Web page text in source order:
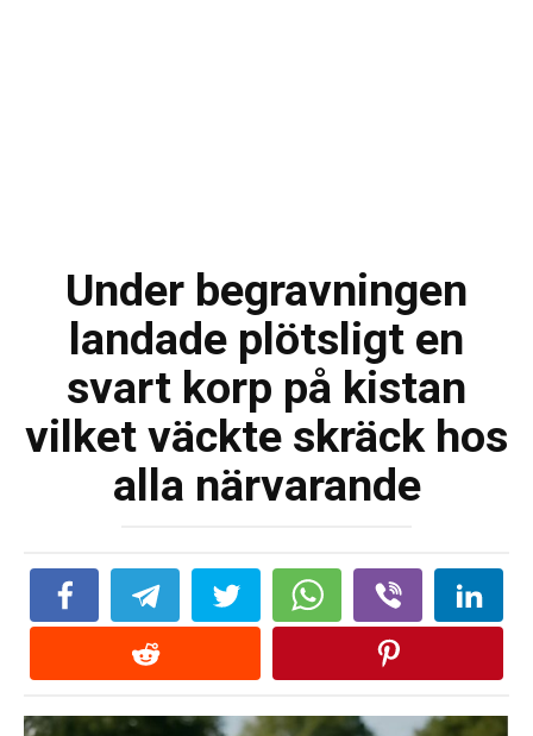
Under begravningen
landade plötsligt en
svart korp på kistan
vilket väckte skräck hos
alla närvarande